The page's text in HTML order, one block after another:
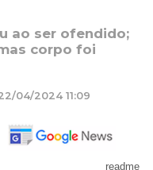
ao ser ofendido;
corpo foi
04/2024 11:09
readme